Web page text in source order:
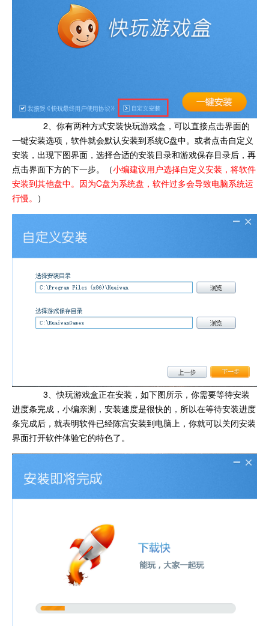
2、你有两种方式安装快玩游戏盒，可以直接点击界面的
一键安装选项，软件就会默认安装到系统C盘中。或者点击自定义
安装，出现下图界面，选择合适的安装目录和游戏保存目录后，再
点击界面下方的下一步。（小编建议用户选择自定义安装，将软件
安装到其他盘中。因为C盘为系统盘，软件过多会导致电脑系统运
行慢。 ）
3、快玩游戏盒正在安装，如下图所示，你需要等待安装
进度条完成，小编亲测，安装速度是很快的，所以在等待安装进度
条完成后，就表明软件已经陈宫安装到电脑上，你就可以关闭安装
界面打开软件体验它的特色了。